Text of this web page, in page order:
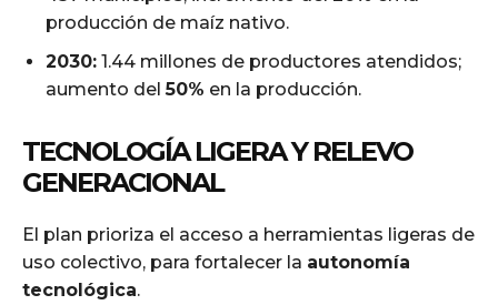
producción de maíz nativo.
2030: 1.44 millones de productores atendidos;
aumento del50% en la producción.
TECNOLOGÍA LIGERA Y RELEVO
GENERACIONAL
El plan prioriza el acceso a herramientas ligeras de
uso colectivo, para fortalecer la autonomía
tecnológica.